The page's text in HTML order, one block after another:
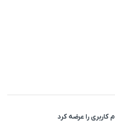
کاربری را عرضه کرد